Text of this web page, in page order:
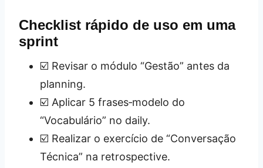
Checklist rápido de uso em uma
sprint
☑️ Revisar o módulo “Gestão” antes da
planning.
☑️ Aplicar 5 frases‑modelo do
“Vocabulário” no daily.
☑️ Realizar o exercício de “Conversação
Técnica” na retrospective.